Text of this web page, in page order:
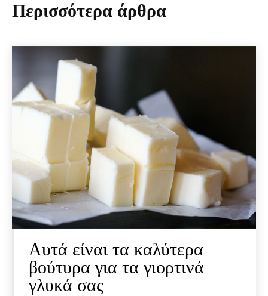
Περισσότερα άρθρα
Αυτά είναι τα καλύτερα
βούτυρα για τα γιορτινά
γλυκά σας